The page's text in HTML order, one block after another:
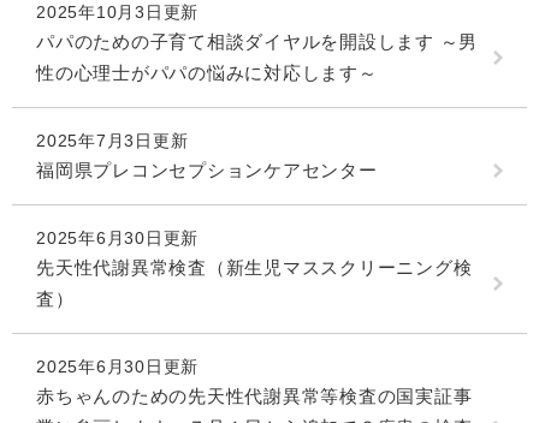
2025年10月3日更新
パパのための子育て相談ダイヤルを開設します ～男
性の心理士がパパの悩みに対応します～
2025年7月3日更新
福岡県プレコンセプションケアセンター
2025年6月30日更新
先天性代謝異常検査（新生児マススクリーニング検
査）
2025年6月30日更新
赤ちゃんのための先天性代謝異常等検査の国実証事